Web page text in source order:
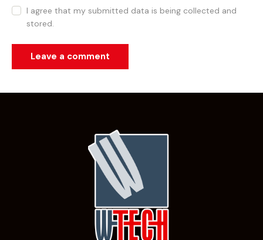
I agree that my submitted data is being collected and
stored.